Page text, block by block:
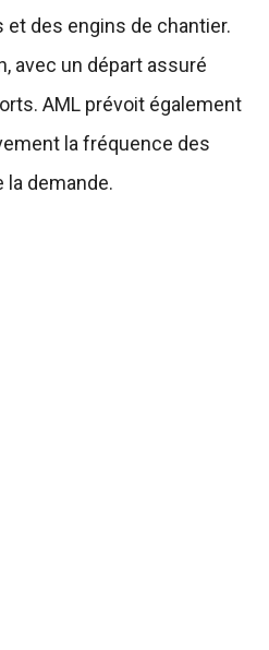
des engins de chantier.
avec un départ assuré
AML prévoit également
la fréquence des
demande.